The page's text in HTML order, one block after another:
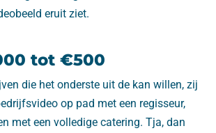
eruit ziet.
tot €500
die het onderste uit de kan willen, zij
op pad met een regisseur,
met een volledige catering. Tja, dan